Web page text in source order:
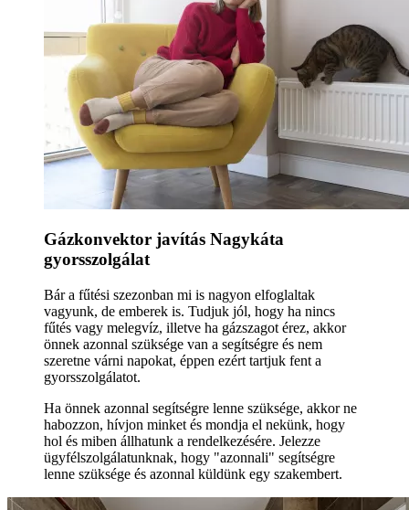
Gázkonvektor javítás Nagykáta
gyorsszolgálat
Bár a fűtési szezonban mi is nagyon elfoglaltak
vagyunk, de emberek is. Tudjuk jól, hogy ha nincs
fűtés vagy melegvíz, illetve ha gázszagot érez, akkor
önnek azonnal szüksége van a segítségre és nem
szeretne várni napokat, éppen ezért tartjuk fent a
gyorsszolgálatot.
Ha önnek azonnal segítségre lenne szüksége, akkor ne
habozzon, hívjon minket és mondja el nekünk, hogy
hol és miben állhatunk a rendelkezésére. Jelezze
ügyfélszolgálatunknak, hogy "azonnali" segítségre
lenne szüksége és azonnal küldünk egy szakembert.